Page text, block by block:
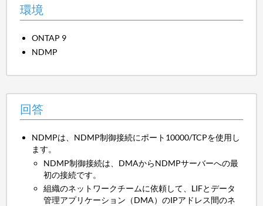
環境
ONTAP 9
NDMP
回答
NDMPは、NDMP制御接続にポート10000/TCPを使用し
ます。
NDMP制御接続は、DMAからNDMPサーバーへの最
初の接続です。
組織のネットワークチームに依頼して、LIFとデータ
管理アプリケーション（DMA）のIPアドレス間のネ